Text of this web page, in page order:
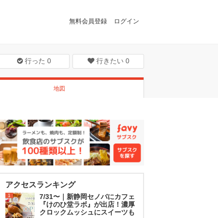
無料会員登録 ログイン
行った 0 行きたい 0
地図
アクセスランキング
1
7/31〜｜新静岡セノバにカフェ
『けのひ堂ラボ』が出店！濃厚
クロックムッシュにスイーツも